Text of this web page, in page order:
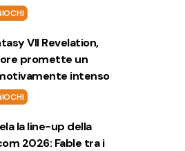
VII Revelation,
promette un
intenso
la line-up della
2026: Fable tra i